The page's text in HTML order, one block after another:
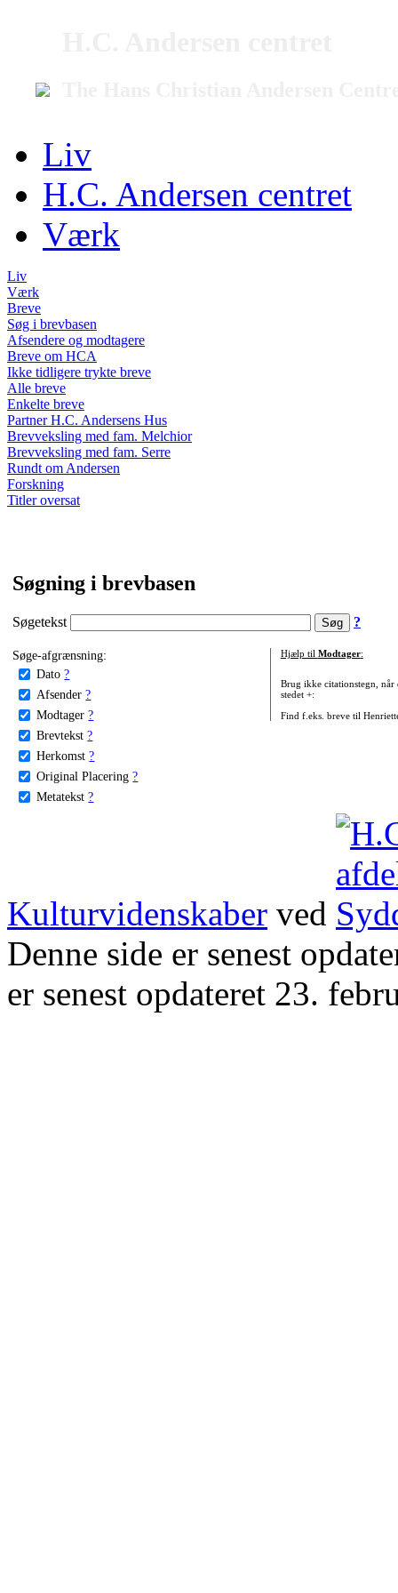
Liv
H.C. Andersen centret
Værk
Liv
Værk
Breve
Søg i brevbasen
Afsendere og modtagere
Breve om HCA
Ikke tidligere trykte breve
Alle breve
Enkelte breve
Partner H.C. Andersens Hus
Brevveksling med fam. Melchior
Brevveksling med fam. Serre
Rundt om Andersen
Forskning
Titler oversat
Søgning i brevbasen
Søgetekst ?
Søge-afgrænsning:
Dato ?
Afsender ?
Modtager ?
Brevtekst ?
Herkomst ?
Original Placering ?
Metatekst ?
Hjælp til Modtager:
Brug ikke citationstegn, når
stedet +:
Find f.eks. breve til
Kulturvidenskaber ved
Denne side er senest
er senest opdateret 23.